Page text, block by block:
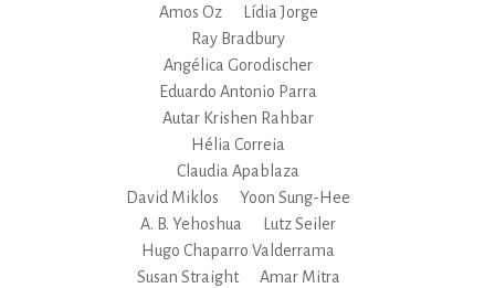
Amos Oz
Lídia Jorge
Ray Bradbury
Angélica Gorodischer
Eduardo Antonio Parra
Autar Krishen Rahbar
Hélia Correia
Claudia Apablaza
David Miklos
Yoon Sung-Hee
A. B. Yehoshua
Lutz Seiler
Hugo Chaparro Valderrama
Susan Straight
Amar Mitra